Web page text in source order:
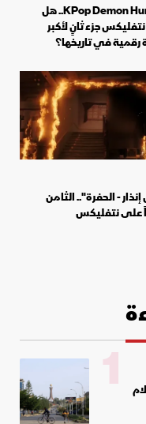
KPop Demon Hunters.. هل
جزء ثانٍ لأكبر
رقمية في تاريخها؟
- الحفرة".. الثامن
على نتفليكس
1